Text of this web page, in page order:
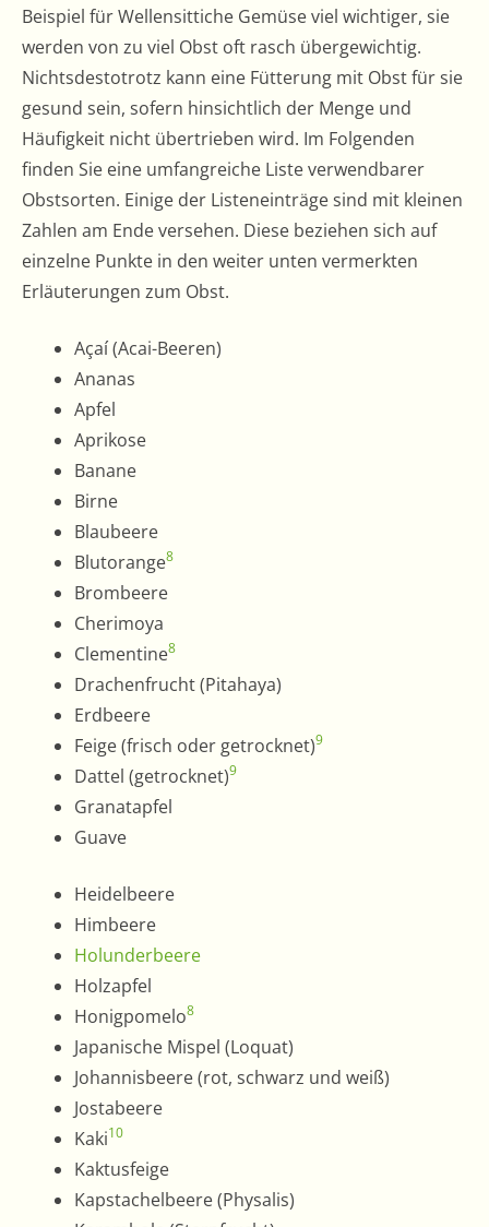
Beispiel für Wellensittiche Gemüse viel wichtiger, sie
werden von zu viel Obst oft rasch übergewichtig.
Nichtsdestotrotz kann eine Fütterung mit Obst für sie
gesund sein, sofern hinsichtlich der Menge und
Häufigkeit nicht übertrieben wird. Im Folgenden
finden Sie eine umfangreiche Liste verwendbarer
Obstsorten. Einige der Listeneinträge sind mit kleinen
Zahlen am Ende versehen. Diese beziehen sich auf
einzelne Punkte in den weiter unten vermerkten
Erläuterungen zum Obst.
Açaí (Acai-Beeren)
Ananas
Apfel
Aprikose
Banane
Birne
Blaubeere
Blutorange8
Brombeere
Cherimoya
Clementine8
Drachenfrucht (Pitahaya)
Erdbeere
Feige (frisch oder getrocknet)9
Dattel (getrocknet)9
Granatapfel
Guave
Heidelbeere
Himbeere
Holunderbeere
Holzapfel
Honigpomelo8
Japanische Mispel (Loquat)
Johannisbeere (rot, schwarz und weiß)
Jostabeere
Kaki10
Kaktusfeige
Kapstachelbeere (Physalis)